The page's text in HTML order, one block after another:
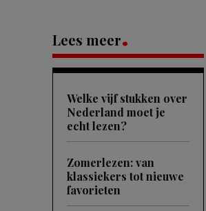
Lees meer
Welke vijf stukken over
Nederland moet je
echt lezen?
Zomerlezen: van
klassiekers tot nieuwe
favorieten